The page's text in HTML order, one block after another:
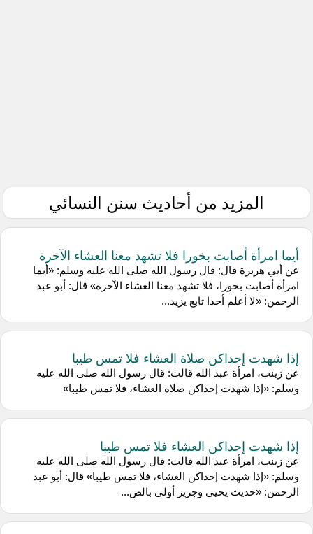
المزيد من أحاديث سنن النسائي
أيما امرأة أصابت بخورا فلا تشهد معنا العشاء الآخرة
عن أبي هريرة قال: قال رسول الله صلى الله عليه وسلم: «أيما
امرأة أصابت بخورا، فلا تشهد معنا العشاء الآخرة» قال: أبو عبد
الرحمن: «لا أعلم أحدا تابع يزيد...
إذا شهدت إحداكن صلاة العشاء فلا تمس طيبا
عن زينب، امرأة عبد الله قالت: قال رسول الله صلى الله عليه
وسلم: «إذا شهدت إحداكن صلاة العشاء، فلا تمس طيبا»
إذا شهدت إحداكن العشاء فلا تمس طيبا
عن زينب، امرأة عبد الله قالت: قال رسول الله صلى الله عليه
وسلم: «إذا شهدت إحداكن العشاء، فلا تمس طيبا» قال: أبو عبد
الرحمن: «حديث يحيى وجرير أولى بالص...